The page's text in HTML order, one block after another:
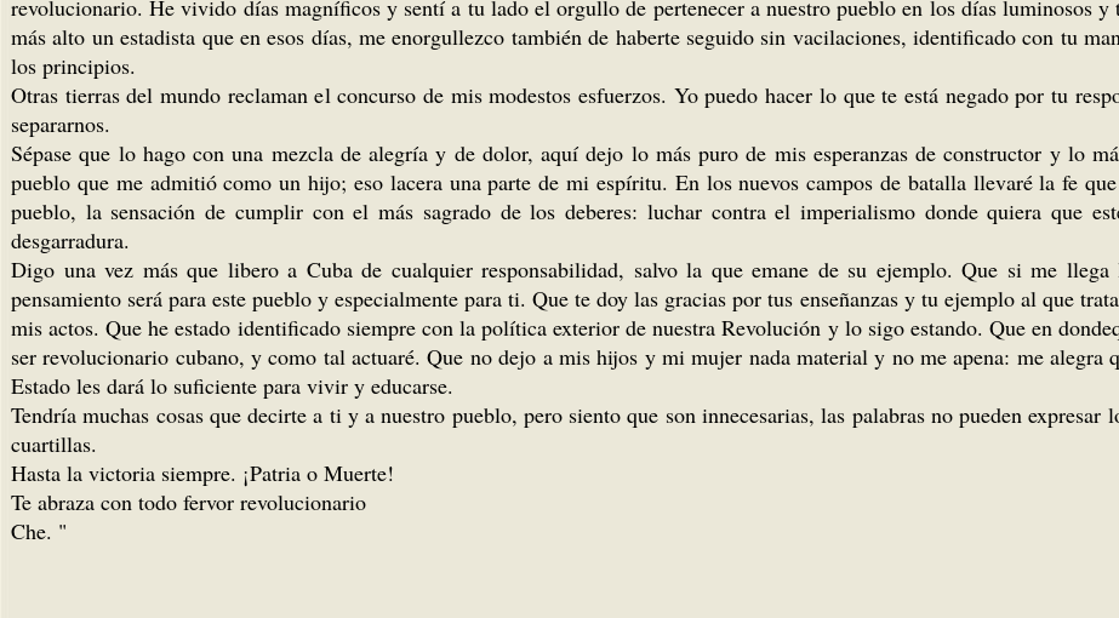
revolucionario. He vivido días magníficos y sentí a tu lado el orgullo de pertenecer a nuestro pueblo en los días luminosos
más alto un estadista que en esos días, me enorgullezco también de haberte seguido sin vacilaciones, identificado con tu
los principios.
Otras tierras del mundo reclaman el concurso de mis modestos esfuerzos. Yo puedo hacer lo que te está negado por tu
separarnos.
Sépase que lo hago con una mezcla de alegría y de dolor, aquí dejo lo más puro de mis esperanzas de constructor y lo
pueblo que me admitió como un hijo; eso lacera una parte de mi espíritu. En los nuevos campos de batalla llevaré la fe
pueblo, la sensación de cumplir con el más sagrado de los deberes: luchar contra el imperialismo donde quiera que
desgarradura.
Digo una vez más que libero a Cuba de cualquier responsabilidad, salvo la que emane de su ejemplo. Que si me
pensamiento será para este pueblo y especialmente para ti. Que te doy las gracias por tus enseñanzas y tu ejemplo al que
mis actos. Que he estado identificado siempre con la política exterior de nuestra Revolución y lo sigo estando. Que en
ser revolucionario cubano, y como tal actuaré. Que no dejo a mis hijos y mi mujer nada material y no me apena: me alegra
Estado les dará lo suficiente para vivir y educarse.
Tendría muchas cosas que decirte a ti y a nuestro pueblo, pero siento que son innecesarias, las palabras no pueden
cuartillas.
Hasta la victoria siempre. ¡Patria o Muerte!
Te abraza con todo fervor revolucionario
Che. "